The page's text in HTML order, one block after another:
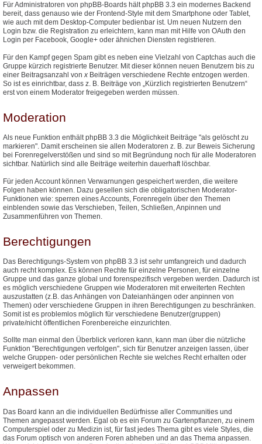
Für Administratoren von phpBB-Boards hält phpBB 3.3 ein modernes Backend
bereit, dass genauso wie der Frontend-Style mit dem Smartphone oder Tablet,
wie auch mit dem Desktop-Computer bedienbar ist. Um neuen Nutzern den
Login bzw. die Registration zu erleichtern, kann man mit Hilfe von OAuth den
Login per Facebook, Google+ oder ähnichen Diensten registrieren.
Für den Kampf gegen Spam gibt es neben eine Vielzahl von Captchas auch die
Gruppe kürzich registrierte Benutzer. Mit dieser können neuen Benutzern bis zu
einer Beitragsanzahl vonx Beiträgen verschiedene Rechte entzogen werden.
So ist es einrichtbar, dass z. B. Beiträge von „Kürzlich registrierten Benutzern“
erst von einem Moderator freigegeben werden müssen.
Moderation
Als neue Funktion enthält phpBB 3.3 die Möglichkeit Beiträge "als gelöscht zu
markieren". Damit erscheinen sie allen Moderatoren z. B. zur Beweis Sicherung
bei Forenregelverstößen und sind so mit Begründung noch für alle Moderatoren
sichtbar. Natürlich sind alle Beiträge weiterhin dauerhaft löschbar.
Für jeden Account können Verwarnungen gespeichert werden, die weitere
Folgen haben können. Dazu gesellen sich die obligatorischen Moderator-
Funktionen wie: sperren eines Accounts, Forenregeln über den Themen
einblenden sowie das Verschieben, Teilen, Schließen, Anpinnen und
Zusammenführen von Themen.
Berechtigungen
Das Berechtigungs-System von phpBB 3.3 ist sehr umfangreich und dadurch
auch recht komplex. Es können Rechte für einzelne Personen, für einzelne
Gruppe und das ganze global und forenspezifisch vergeben werden. Dadurch ist
es möglich verschiedene Gruppen wie Moderatoren mit erweiterten Rechten
auszustatten (z.B. das Anhängen von Dateianhängen oder anpinnen von
Themen) oder verschiedene Gruppen in ihren Berechtigungen zu beschränken.
Somit ist es problemlos möglich für verschiedene Benutzer(gruppen)
private/nicht öffentlichen Forenbereiche einzurichten.
Sollte man einmal den Überblick verloren kann, kann man über die nützliche
Funktion "Berechtigungen verfolgen", sich für Benutzer anzeigen lassen, über
welche Gruppen- oder persönlichen Rechte sie welches Recht erhalten oder
verweigert bekommen.
Anpassen
Das Board kann an die individuellen Bedürfnisse aller Communities und
Themen angepasst werden. Egal ob es ein Forum zu Gartenpflanzen, zu einem
Computerspiel oder zu Medizin ist, für fast jedes Thema gibt es viele Styles, die
das Forum optisch von anderen Foren abheben und an das Thema anpassen.